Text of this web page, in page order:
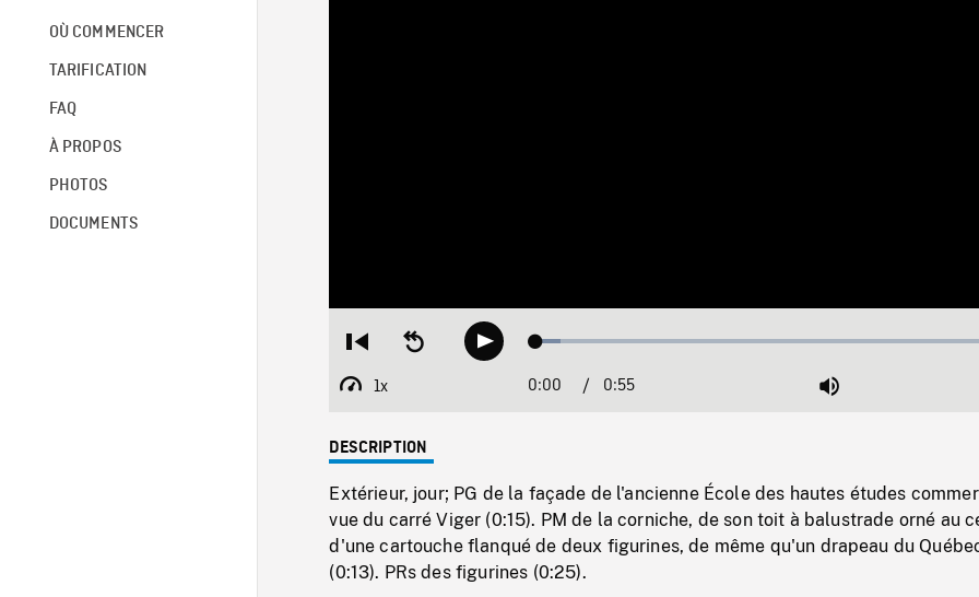
OÙ COMMENCER
TARIFICATION
FAQ
À PROPOS
PHOTOS
DOCUMENTS
Restart
beginning
Seek
backwardPlay Loaded:
1x
Playback
Current
0:00 / Duration
0:55 Mute
DESCRIPTION
Extérieur, jour; PG de la façade de l'ancienne École des hautes études
vue du carré Viger (0:15). PM de la corniche, de son toit à balustrade orné au
d'une cartouche flanqué de deux figurines, de même qu'un drapeau du
(0:13). PRs des figurines (0:25).